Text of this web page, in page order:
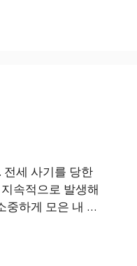
세 사기를 당한
속적으로 발생해
중하게 모은 내 …